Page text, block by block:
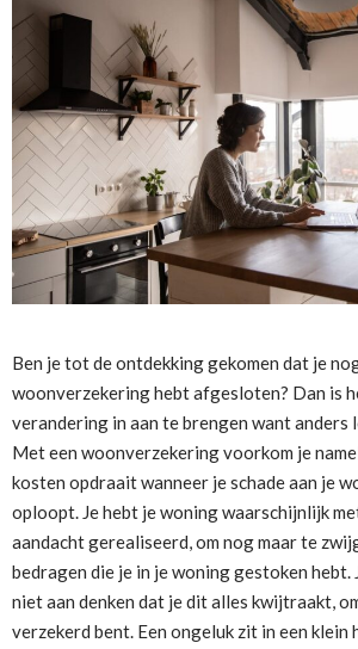
Ben je tot de ontdekking gekomen dat je
woonverzekering hebt afgesloten? Dan is
verandering in aan te brengen want anders
Met een woonverzekering voorkom je
kosten opdraait wanneer je schade aan je
oploopt. Je hebt je woning waarschijnlijk
aandacht gerealiseerd, om nog maar te
bedragen die je in je woning gestoken hebt.
niet aan denken dat je dit alles kwijtraakt,
verzekerd bent. Een ongeluk zit in een klein